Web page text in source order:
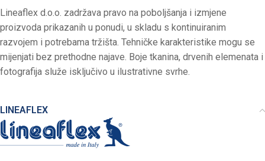
Lineaflex d.o.o. zadržava pravo na poboljšanja i izmjene
proizvoda prikazanih u ponudi, u skladu s kontinuiranim
razvojem i potrebama tržišta. Tehničke karakteristike mogu se
mijenjati bez prethodne najave. Boje tkanina, drvenih elemenata i
fotografija služe isključivo u ilustrativne svrhe.
LINEAFLEX